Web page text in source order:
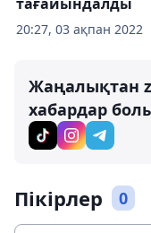
20:27, 03 ақпан 2022
Жаңалықтан
хабардар
Пікірлер 0